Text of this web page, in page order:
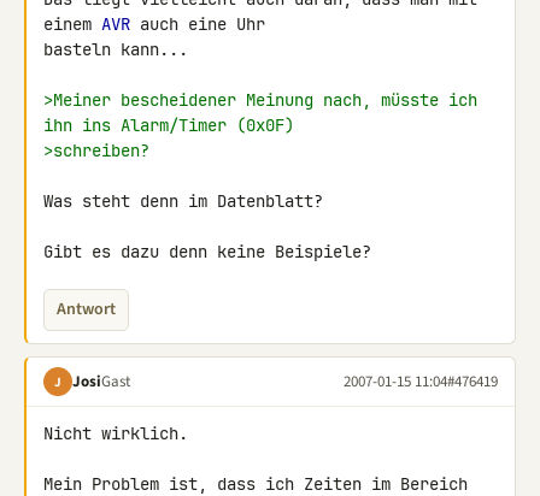
einem AVR auch eine Uhr
basteln kann...
>Meiner bescheidener Meinung nach, müsste ich
ihn ins Alarm/Timer (0x0F)
>schreiben?
Was steht denn im Datenblatt?
Gibt es dazu denn keine Beispiele?
Antwort
J JosiGast 2007-01-15 11:04#476419
Nicht wirklich.
Mein Problem ist, dass ich Zeiten im Bereich